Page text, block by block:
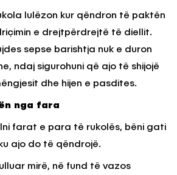
lulëzon kur qëndron të paktën
e drejtpërdrejtë të diellit.
sepse barishtja nuk e duron
ndaj sigurohuni që ajo të shijojë
dhe hijen e pasdites.
nga fara
farat e para të rukolës, bëni gati
ajo do të qëndrojë.
mirë, në fund të vazos